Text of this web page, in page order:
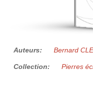
Auteurs: Bernard
Collection: Pierres